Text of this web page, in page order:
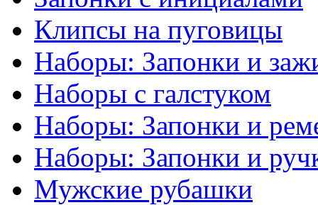
Клипсы на пуговицы
Наборы: Запонки и
Наборы с галстуком
Наборы: Запонки и
Наборы: Запонки и
Мужские рубашки